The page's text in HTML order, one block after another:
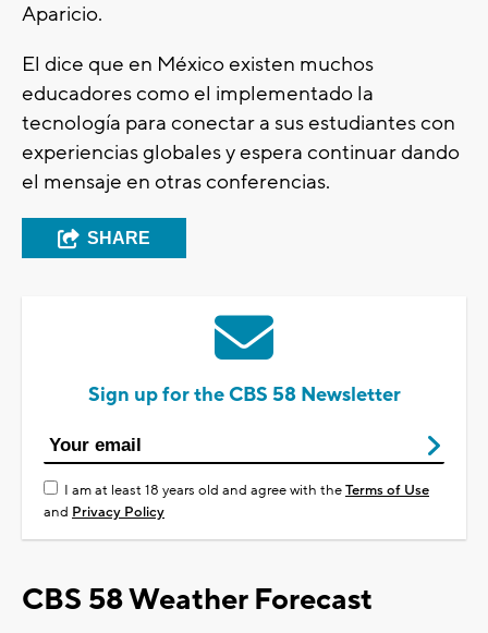
Aparicio.
El dice que en México existen muchos
educadores como el implementado la
tecnología para conectar a sus estudiantes con
experiencias globales y espera continuar dando
el mensaje en otras conferencias.
SHARE
Sign up for the CBS 58 Newsletter
I am at least 18 years old and agree with theTerms of Use
and Privacy Policy
CBS 58 Weather Forecast